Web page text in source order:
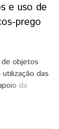
e uso de
prego
objetos
das
da
de